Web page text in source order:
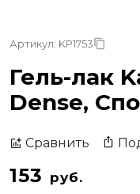
Артикул: KP1753
Гель-лак
Dense,
Сравнить
153 руб.